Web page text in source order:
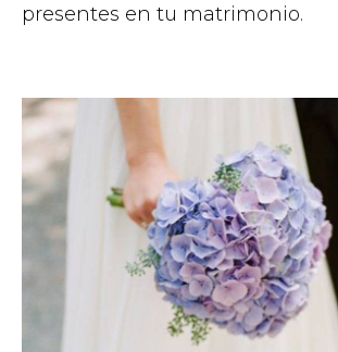
presentes en tu matrimonio.